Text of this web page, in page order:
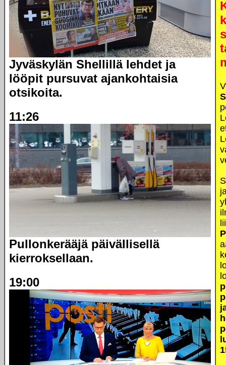
Jyväskylän Shellillä lehdet ja
lööpit pursuvat ajankohtaisia
otsikoita.
11:26
Pullonkerääjä päivällisellä
kierroksellaan.
19:00